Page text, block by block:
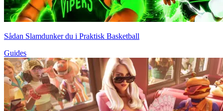
Sådan Slamdunker du i Praktisk Basketball
Guides